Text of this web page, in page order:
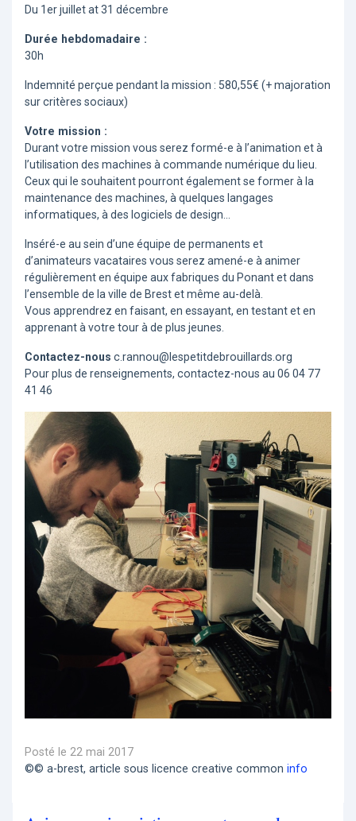
Du 1er juillet at 31 décembre
Durée hebdomadaire :
30h
Indemnité perçue pendant la mission : 580,55€ (+ majoration
sur critères sociaux)
Votre mission :
Durant votre mission vous serez formé-e à l’animation et à
l’utilisation des machines à commande numérique du lieu.
Ceux qui le souhaitent pourront également se former à la
maintenance des machines, à quelques langages
informatiques, à des logiciels de design…
Inséré-e au sein d’une équipe de permanents et
d’animateurs vacataires vous serez amené-e à animer
régulièrement en équipe aux fabriques du Ponant et dans
l’ensemble de la ville de Brest et même au-delà.
Vous apprendrez en faisant, en essayant, en testant et en
apprenant à votre tour à de plus jeunes.
Contactez-nous c.rannou@lespetitdebrouillards.org
Pour plus de renseignements, contactez-nous au 06 04 77
41 46
Posté le 22 mai 2017
©© a-brest, article sous licence creative common info